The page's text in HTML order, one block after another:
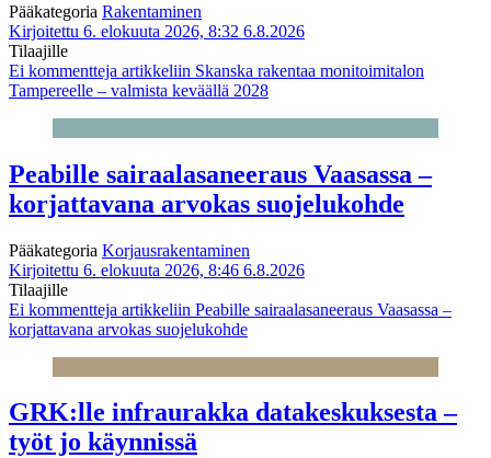
Pääkategoria Rakentaminen
Kirjoitettu 6. elokuuta 2026, 8:32 6.8.2026
Tilaajille
Ei kommentteja artikkeliin Skanska rakentaa monitoimitalon
Tampereelle – valmista keväällä 2028
Peabille sairaalasaneeraus Vaasassa –
korjattavana arvokas suojelukohde
Pääkategoria Korjausrakentaminen
Kirjoitettu 6. elokuuta 2026, 8:46 6.8.2026
Tilaajille
Ei kommentteja artikkeliin Peabille sairaalasaneeraus Vaasassa –
korjattavana arvokas suojelukohde
GRK:lle infraurakka datakeskuksesta –
työt jo käynnissä